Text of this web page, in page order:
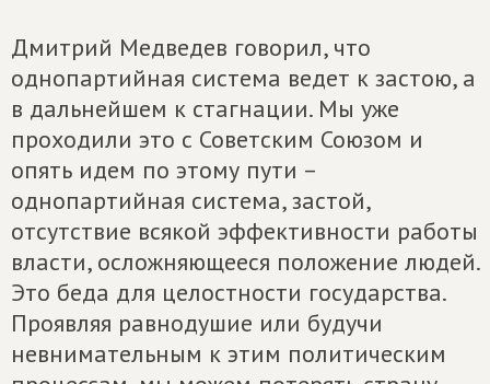
Дмитрий Медведев говорил, что
однопартийная система ведет к застою, а
в дальнейшем к стагнации. Мы уже
проходили это с Советским Союзом и
опять идем по этому пути –
однопартийная система, застой,
отсутствие всякой эффективности работы
власти, осложняющееся положение людей.
Это беда для целостности государства.
Проявляя равнодушие или будучи
невнимательным к этим политическим